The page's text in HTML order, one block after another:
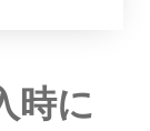
時に